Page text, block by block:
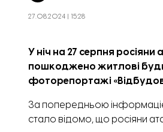
27.08.2024 | 15:28
У ніч на 27 серпня
пошкоджено житлові
фоторепортажі «
За попередньою
стало відомо, що росіяни